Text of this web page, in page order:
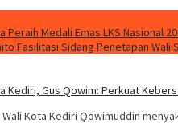
Medali Emas LKS Nasional
Fasilitasi Sidang Penetapan Wali
Kediri, Gus Qowim: Perkuat
Wali Kota Kediri Qowimuddin